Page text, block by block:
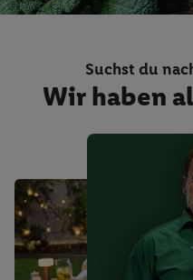
Suchst du
Wir haben